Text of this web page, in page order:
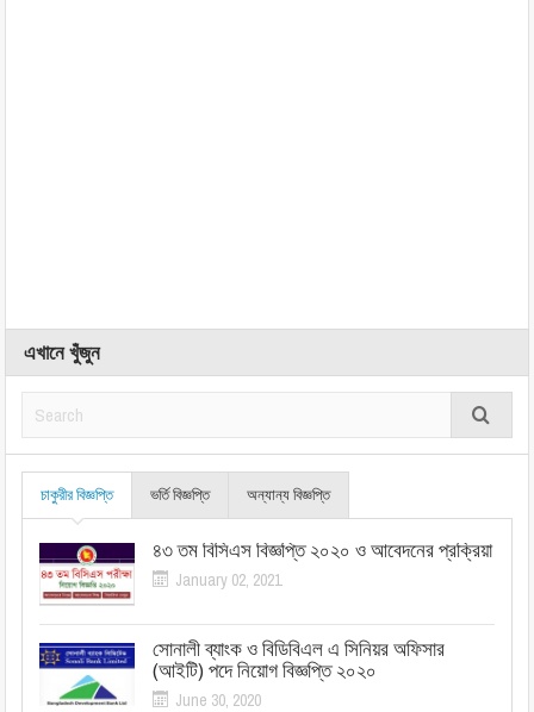
এখানে খুঁজুন
চাকুরীর বিজ্ঞপ্তি ভর্তি বিজ্ঞপ্তি অন্যান্য বিজ্ঞপ্তি
৪৩ তম বিসিএস বিজ্ঞপ্তি ২০২০ ও আবেদনের প্রক্রিয়া
January 02, 2021
সোনালী ব্যাংক ও বিডিবিএল এ সিনিয়র অফিসার
(আইটি) পদে নিয়োগ বিজ্ঞপ্তি ২০২০
June 30, 2020